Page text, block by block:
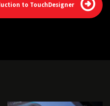
to TouchDesigner